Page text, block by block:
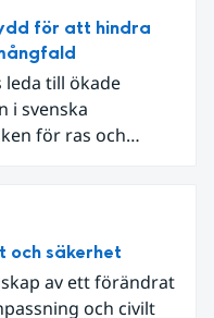
för att hindra
till ökade
i svenska
för ras och
skulle säkra
med
att arbeta med
där teknisk
och säkerhet
av ett förändrat
och civilt